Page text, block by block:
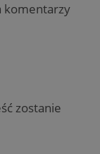
komentarzy
zostanie